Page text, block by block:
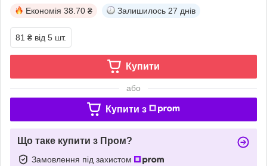
Економія 38.70 ₴ Залишилось 27 днів
81 ₴ від 5 шт.
Купити
або
Купити з
Що таке купити з Пром?
Замовлення під захистом